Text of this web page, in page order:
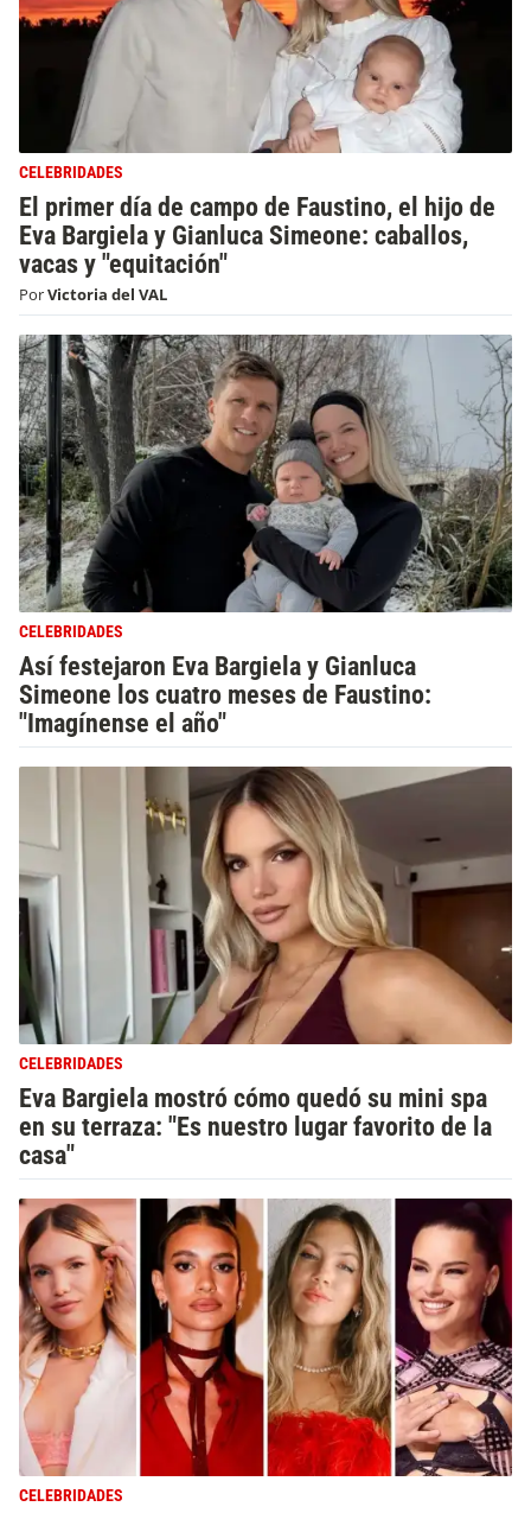
CELEBRIDADES
El primer día de campo de Faustino, el hijo de
Eva Bargiela y Gianluca Simeone: caballos,
vacas y "equitación"
PorVictoria del VAL
CELEBRIDADES
Así festejaron Eva Bargiela y Gianluca
Simeone los cuatro meses de Faustino:
"Imagínense el año"
CELEBRIDADES
Eva Bargiela mostró cómo quedó su mini spa
en su terraza: "Es nuestro lugar favorito de la
casa"
CELEBRIDADES